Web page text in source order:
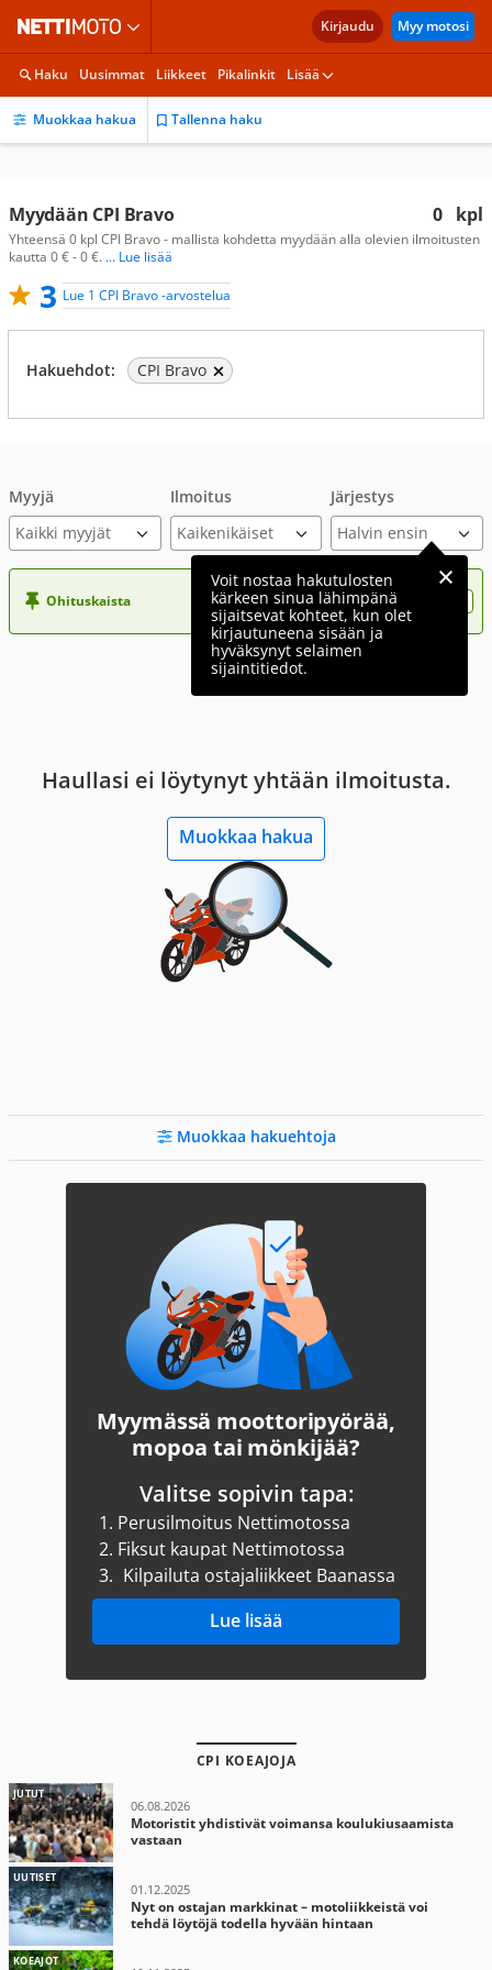
Kirjaudu Myy motosi
Haku Uusimmat Liikkeet Pikalinkit Lisää
Muokkaa hakua Tallenna haku
0 kpl
Myydään CPI Bravo
Yhteensä 0 kpl CPI Bravo - mallista kohdetta myydään alla olevien ilmoitusten
kautta 0 € - 0 €. ... Lue lisää
3 Lue 1 CPI Bravo -arvostelua
Hakuehdot: CPI Bravo
Myyjä
Kaikki myyjät
Ilmoitus Järjestys
Voit nostaa hakutulosten
kärkeen sinua lähimpänä
sijaitsevat kohteet, kun olet
kirjautuneena sisään ja
hyväksynyt selaimen
sijaintitiedot.
Ohituskaista Nosta ilmoituksesi tähän?
Haullasi ei löytynyt yhtään ilmoitusta.
Muokkaa hakua
Muokkaa hakuehtoja
Myymässä moottoripyörää,
mopoa tai mönkijää?
Valitse sopivin tapa:
1. Perusilmoitus Nettimotossa
2. Fiksut kaupat Nettimotossa
3. Kilpailuta ostajaliikkeet Baanassa
Lue lisää
CPI KOEAJOJA
JUTUT
06.08.2026
Motoristit yhdistivät voimansa koulukiusaamista
vastaan
UUTISET
01.12.2025
Nyt on ostajan markkinat – motoliikkeistä voi
tehdä löytöjä todella hyvään hintaan
KOEAJOT